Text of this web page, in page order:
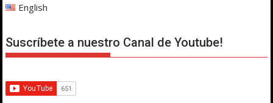
English
Suscríbete a nuestro Canal de Youtube!